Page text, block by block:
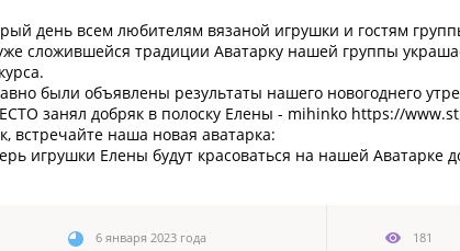
день всем любителям вязаной игрушки и гостям
сложившейся традиции Аватарку нашей группы
были объявлены результаты нашего новогоднего
занял добряк в полоску Елены - mihinko https://
встречайте наша новая аватарка:
игрушки Елены будут красоваться на нашей Аватарке
6 января 2023 года 181